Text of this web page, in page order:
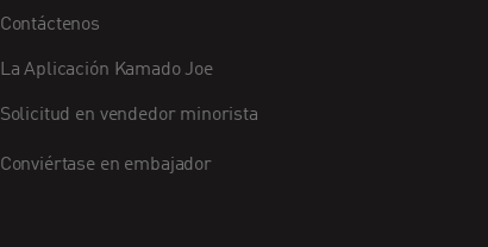
Contáctenos
La Aplicación Kamado Joe
Solicitud en vendedor minorista
Conviértase en embajador